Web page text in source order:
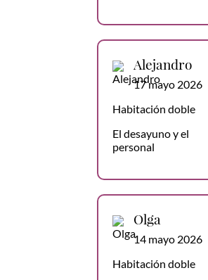
Alejandro
17 mayo 2026
Habitación doble
El desayuno y el
personal
Olga
14 mayo 2026
Habitación doble